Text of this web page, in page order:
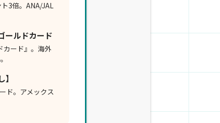
3倍。ANA/JAL
ールドカード
カード』。海外
ド。アメックス